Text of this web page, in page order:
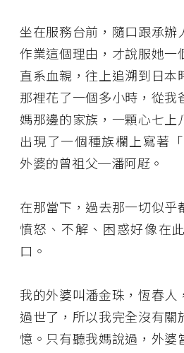
坐在服務台前，隨口跟承辦
作業這個理由，才說服她一
直系血親，往上追溯到日本
那裡花了一個多小時，從我
媽那邊的家族，一顆心七上
出現了一個種族欄上寫著
外婆的曾祖父─潘阿屘。
在那當下，過去那一切似乎
憤怒、不解、困惑好像在
口。
我的外婆叫潘金珠，恆春人
過世了，所以我完全沒有關
憶。只有聽我媽說過，外婆